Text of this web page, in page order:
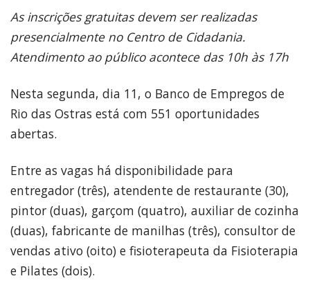
As inscrições gratuitas devem ser realizadas
presencialmente no Centro de Cidadania.
Atendimento ao público acontece das 10h às 17h
Nesta segunda, dia 11, o Banco de Empregos de
Rio das Ostras está com 551 oportunidades
abertas.
Entre as vagas há disponibilidade para
entregador (três), atendente de restaurante (30),
pintor (duas), garçom (quatro), auxiliar de cozinha
(duas), fabricante de manilhas (três), consultor de
vendas ativo (oito) e fisioterapeuta da Fisioterapia
e Pilates (dois).